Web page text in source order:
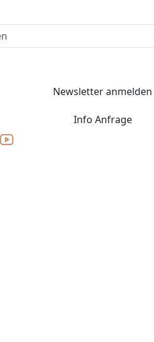
Newsletter anmelden
Info Anfrage